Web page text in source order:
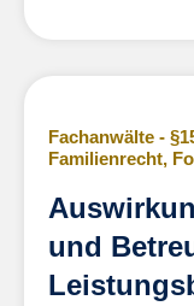
Fachanwälte -
Familienrecht,
und